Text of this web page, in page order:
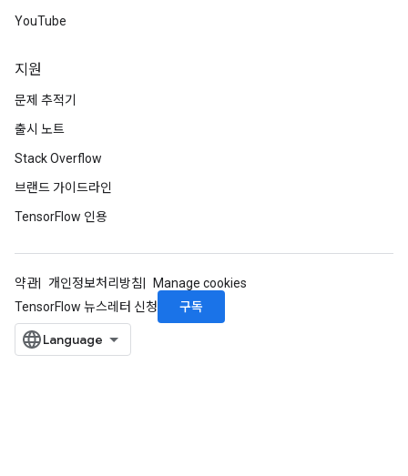
YouTube
지원
문제 추적기
출시 노트
Stack Overflow
브랜드 가이드라인
TensorFlow 인용
약관 개인정보처리방침
Manage cookies
TensorFlow 뉴스레터 신청
구독